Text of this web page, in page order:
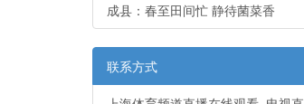
成县：春至田间忙 静待菌菜香
联系方式